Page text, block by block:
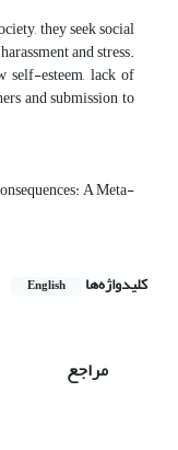
they seek social
and stress.
self-esteem, lack of
and submission to
A Meta-
کلیدواژه‌ها English
مراجع